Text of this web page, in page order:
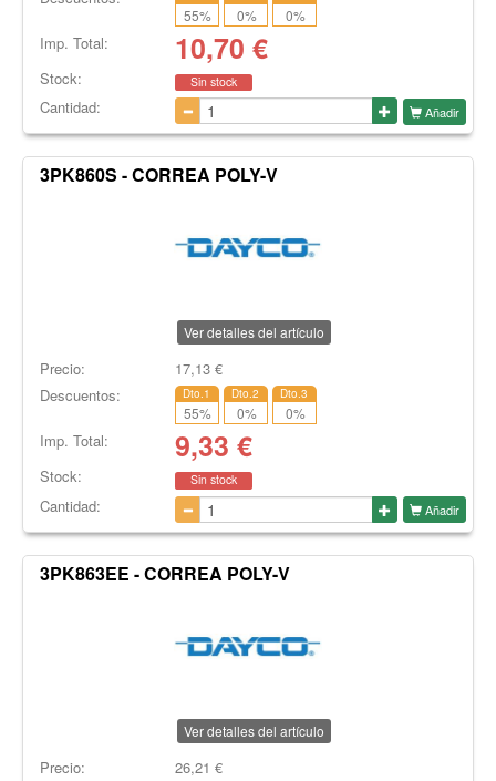
55% 0% 0%
Imp. Total: 10,70 €
Stock: Sin stock
Cantidad: Añadir
3PK860S - CORREA POLY-V
Ver detalles del artículo
Precio: 17,13€
Descuentos:
Dto.1
55%
Dto.2
0%
Dto.3
0%
Imp. Total: 9,33 €
Stock: Sin stock
Cantidad: Añadir
3PK863EE - CORREA POLY-V
Ver detalles del artículo
Precio: 26,21 €